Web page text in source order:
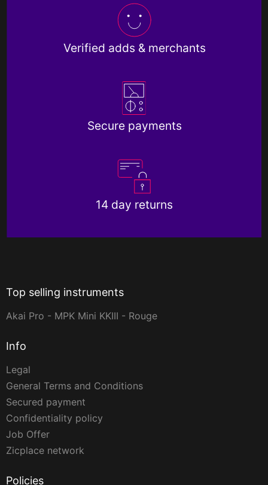
Verified adds & merchants
Secure payments
14 day returns
Top selling instruments
Akai Pro - MPK Mini KKIII - Rouge
Info
Legal
General Terms and Conditions
Secured payment
Confidentiality policy
Job Offer
Zicplace network
Policies